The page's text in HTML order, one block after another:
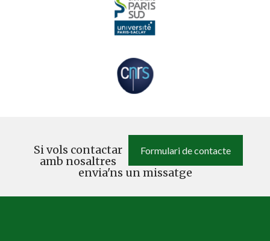
Formulari de contacte
Si vols contactar
amb nosaltres
envia'ns un missatge